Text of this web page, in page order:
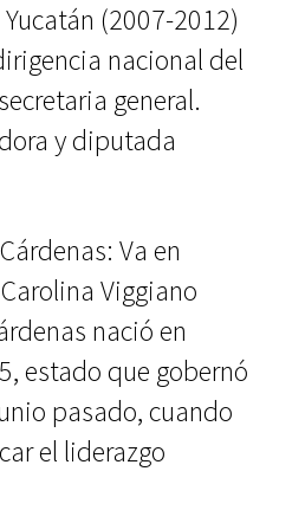
(2007-2012)
nacional del
general.
y diputada
Va en
Viggiano
nació en
estado que gobernó
pasado, cuando
el liderazgo